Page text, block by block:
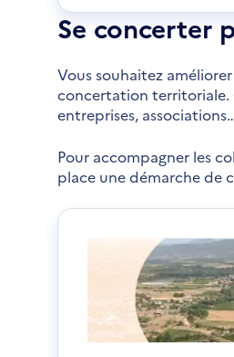
Se concerter
Vous souhaitez
concertation territoriale.
entreprises,
Pour accompagner les
place une démarche de